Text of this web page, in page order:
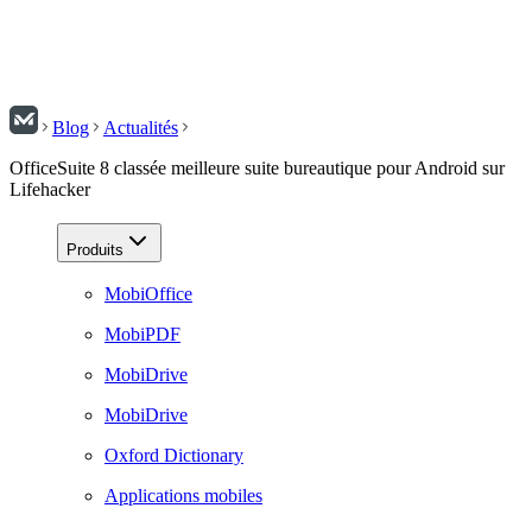
Blog
Actualités
OfficeSuite 8 classée meilleure suite bureautique pour Android sur
Lifehacker
Produits
MobiOffice
MobiPDF
MobiDrive
MobiDrive
Oxford Dictionary
Applications mobiles